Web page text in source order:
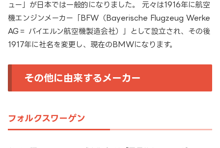
ュー」が日本では一般的になりました。 元々は1916年に航空
機エンジンメーカー「BFW（Bayerische Flugzeug Werke
AG＝ バイエルン航空機製造会社）」として設立され、その後
1917年に社名を変更し、現在のBMWになります。
その他に由来するメーカー
フォルクスワーゲン